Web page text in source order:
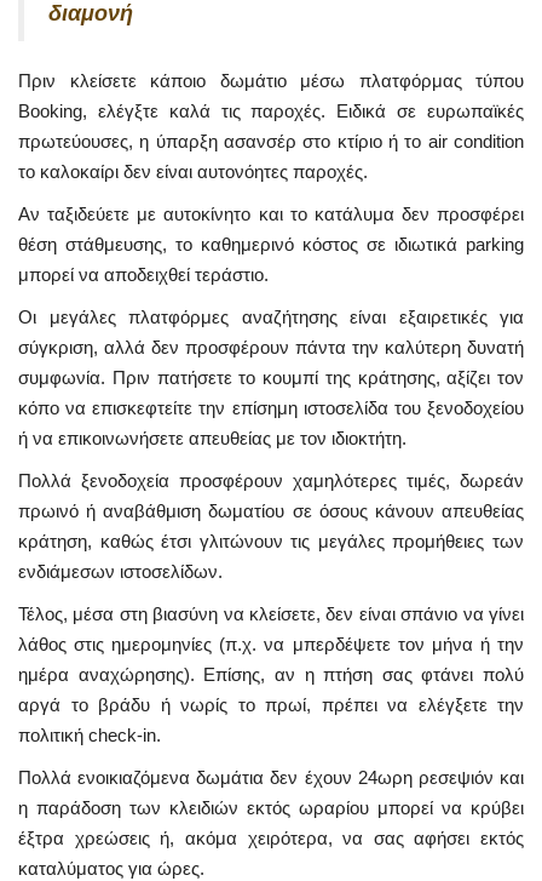
διαμονή
Πριν κλείσετε κάποιο δωμάτιο μέσω πλατφόρμας τύπου
Booking, ελέγξτε καλά τις παροχές. Ειδικά σε ευρωπαϊκές
πρωτεύουσες, η ύπαρξη ασανσέρ στο κτίριο ή το air condition
το καλοκαίρι δεν είναι αυτονόητες παροχές.
Αν ταξιδεύετε με αυτοκίνητο και το κατάλυμα δεν προσφέρει
θέση στάθμευσης, το καθημερινό κόστος σε ιδιωτικά parking
μπορεί να αποδειχθεί τεράστιο.
Οι μεγάλες πλατφόρμες αναζήτησης είναι εξαιρετικές για
σύγκριση, αλλά δεν προσφέρουν πάντα την καλύτερη δυνατή
συμφωνία. Πριν πατήσετε το κουμπί της κράτησης, αξίζει τον
κόπο να επισκεφτείτε την επίσημη ιστοσελίδα του ξενοδοχείου
ή να επικοινωνήσετε απευθείας με τον ιδιοκτήτη.
Πολλά ξενοδοχεία προσφέρουν χαμηλότερες τιμές, δωρεάν
πρωινό ή αναβάθμιση δωματίου σε όσους κάνουν απευθείας
κράτηση, καθώς έτσι γλιτώνουν τις μεγάλες προμήθειες των
ενδιάμεσων ιστοσελίδων.
Τέλος, μέσα στη βιασύνη να κλείσετε, δεν είναι σπάνιο να γίνει
λάθος στις ημερομηνίες (π.χ. να μπερδέψετε τον μήνα ή την
ημέρα αναχώρησης). Επίσης, αν η πτήση σας φτάνει πολύ
αργά το βράδυ ή νωρίς το πρωί, πρέπει να ελέγξετε την
πολιτική check-in.
Πολλά ενοικιαζόμενα δωμάτια δεν έχουν 24ωρη ρεσεψιόν και
η παράδοση των κλειδιών εκτός ωραρίου μπορεί να κρύβει
έξτρα χρεώσεις ή, ακόμα χειρότερα, να σας αφήσει εκτός
καταλύματος για ώρες.